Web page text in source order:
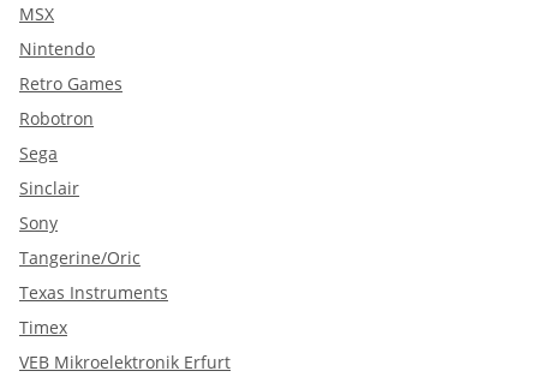
MSX
Nintendo
Retro Games
Robotron
Sega
Sinclair
Sony
Tangerine/Oric
Texas Instruments
Timex
VEB Mikroelektronik Erfurt